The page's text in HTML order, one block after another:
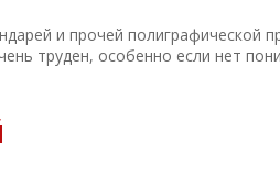
и прочей полиграфической
труден, особенно если нет